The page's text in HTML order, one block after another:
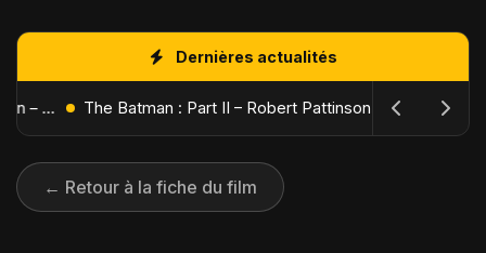
Dernières actualités
L'Âge de Glace : Le Réveil du Volcan – Manny, Sid et Diego de retour pour une aventure explosive The Batman : Part II – Robert Pattinson replonge dans les ténèbres de Gotham dès octobre 2027
← Retour à la fiche du film